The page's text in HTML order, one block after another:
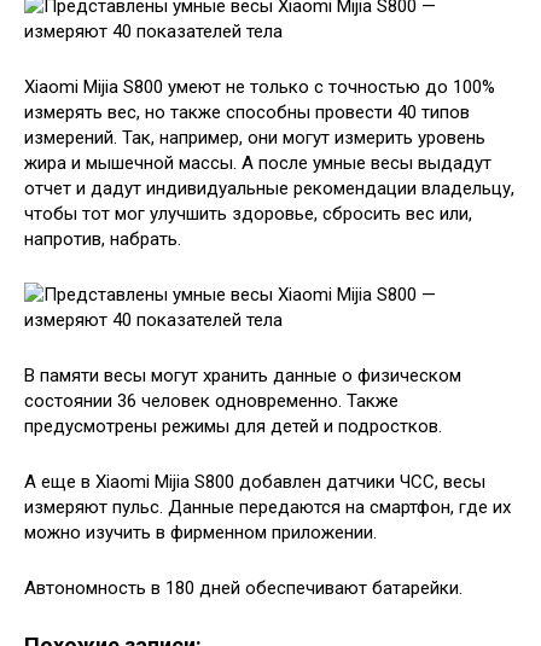
Xiaomi Mijia S800 умеют не только с точностью до 100%
измерять вес, но также способны провести 40 типов
измерений. Так, например, они могут измерить уровень
жира и мышечной массы. А после умные весы выдадут
отчет и дадут индивидуальные рекомендации владельцу,
чтобы тот мог улучшить здоровье, сбросить вес или,
напротив, набрать.
В памяти весы могут хранить данные о физическом
состоянии 36 человек одновременно. Также
предусмотрены режимы для детей и подростков.
А еще в Xiaomi Mijia S800 добавлен датчики ЧСС, весы
измеряют пульс. Данные передаются на смартфон, где их
можно изучить в фирменном приложении.
Автономность в 180 дней обеспечивают батарейки.